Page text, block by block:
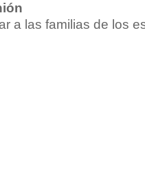
a las familias de los